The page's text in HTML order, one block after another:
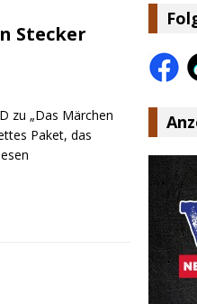
kündigen neues Album mit
erreicht täglich rund 10.000
Stecker
zu „Das Märchen
Paket, das